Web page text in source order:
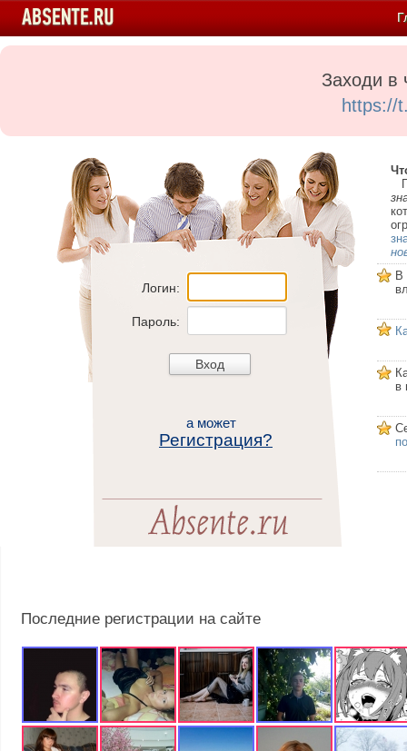
Заходи в
https://
Логин:
Пароль:
а может
Регистрация?
В
в
Последние регистрации на сайте